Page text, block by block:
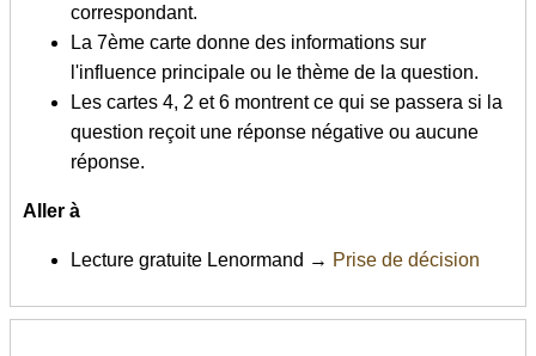
correspondant.
La 7ème carte donne des informations sur
l'influence principale ou le thème de la question.
Les cartes 4, 2 et 6 montrent ce qui se passera si la
question reçoit une réponse négative ou aucune
réponse.
Aller à
Lecture gratuite Lenormand → Prise de décision